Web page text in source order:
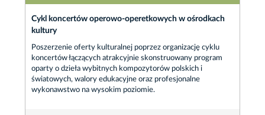
Cykl koncertów operowo-operetkowych w ośrodkach
kultury
Poszerzenie oferty kulturalnej poprzez organizację cyklu
koncertów łączących atrakcyjnie skonstruowany program
oparty o dzieła wybitnych kompozytorów polskich i
światowych, walory edukacyjne oraz profesjonalne
wykonawstwo na wysokim poziomie.